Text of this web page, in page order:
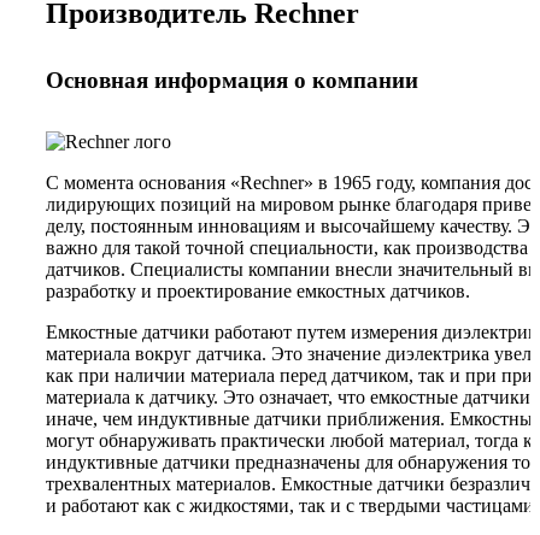
Производитель Rechner
Основная информация о компании
С момента основания «Rechner» в 1965 году, компания
лидирующих позиций на мировом рынке благодаря
делу, постоянным инновациям и высочайшему качеству.
важно для такой точной специальности, как производства
датчиков. Специалисты компании внесли значительный
разработку и проектирование емкостных датчиков.
Емкостные датчики работают путем измерения
материала вокруг датчика. Это значение диэлектрика
как при наличии материала перед датчиком, так и при
материала к датчику. Это означает, что емкостные датчики
иначе, чем индуктивные датчики приближения.
могут обнаруживать практически любой материал, тогда
индуктивные датчики предназначены для обнаружения
трехвалентных материалов. Емкостные датчики
и работают как с жидкостями, так и с твердыми частицами.